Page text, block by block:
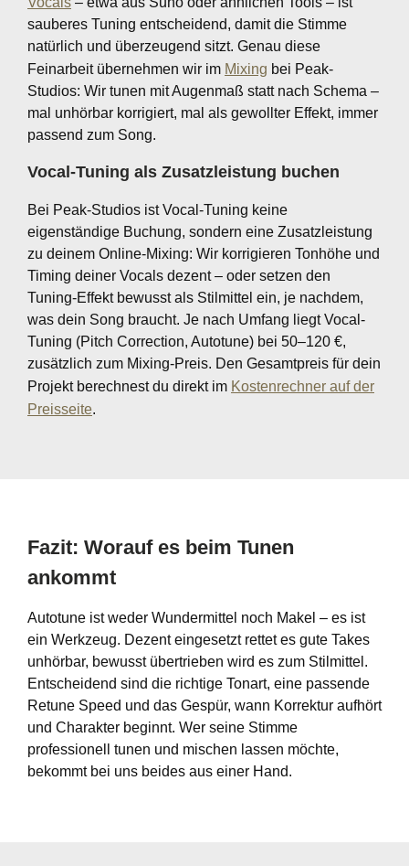
sauberes Tuning entscheidend, damit die Stimme
natürlich und überzeugend sitzt. Genau diese
Feinarbeit übernehmen wir im Mixing bei Peak-
Studios: Wir tunen mit Augenmaß statt nach Schema –
mal unhörbar korrigiert, mal als gewollter Effekt, immer
passend zum Song.
Vocal-Tuning als Zusatzleistung buchen
Bei Peak-Studios ist Vocal-Tuning keine
eigenständige Buchung, sondern eine Zusatzleistung
zu deinem Online-Mixing: Wir korrigieren Tonhöhe und
Timing deiner Vocals dezent – oder setzen den
Tuning-Effekt bewusst als Stilmittel ein, je nachdem,
was dein Song braucht. Je nach Umfang liegt Vocal-
Tuning (Pitch Correction, Autotune) bei 50–120 €,
zusätzlich zum Mixing-Preis. Den Gesamtpreis für dein
Projekt berechnest du direkt im Kostenrechner auf der
Preisseite.
Fazit: Worauf es beim Tunen
ankommt
Autotune ist weder Wundermittel noch Makel – es ist
ein Werkzeug. Dezent eingesetzt rettet es gute Takes
unhörbar, bewusst übertrieben wird es zum Stilmittel.
Entscheidend sind die richtige Tonart, eine passende
Retune Speed und das Gespür, wann Korrektur aufhört
und Charakter beginnt. Wer seine Stimme
professionell tunen und mischen lassen möchte,
bekommt bei uns beides aus einer Hand.